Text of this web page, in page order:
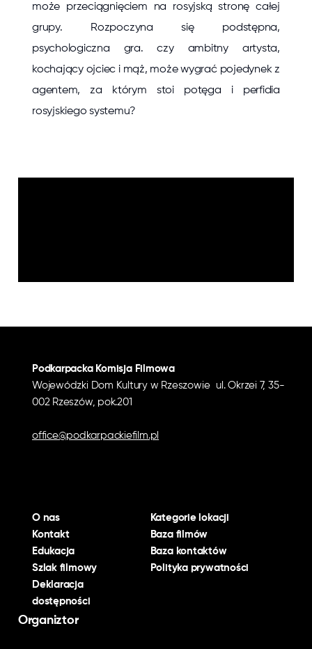
może przeciągnięciem na rosyjską stronę całej
grupy. Rozpoczyna się podstępna,
psychologiczna gra. czy ambitny artysta,
kochający ojciec i mąż, może wygrać pojedynek z
agentem, za którym stoi potęga i perfidia
rosyjskiego systemu?
O nas
Kontakt
Edukacja
Szlak filmowy
Deklaracja
dostępności
Kategorie lokacji
Baza filmów
Baza kontaktów
Polityka prywatności
Podkarpacka Komisja Filmowa
Wojewódzki Dom Kultury w Rzeszowie ul. Okrzei 7, 35-
002 Rzeszów, pok.201
office@podkarpackiefilm.pl
Organiztor